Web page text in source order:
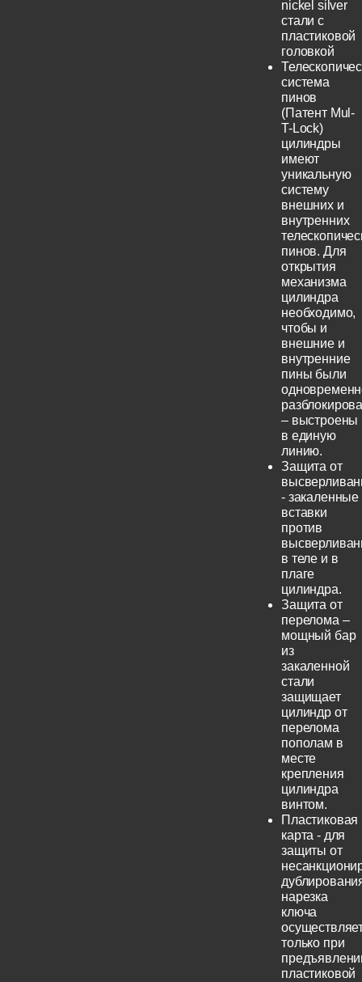
nickel silver
стали с
пластиковой
головкой
система
пинов
(Патент Mul-
T-Lock)
цилиндры
имеют
уникальную
систему
внешних и
внутренних
пинов. Для
открытия
механизма
цилиндра
необходимо,
чтобы и
внешние и
внутренние
пины были
– выстроены
в единую
линию.
Защита от
- закаленные
вставки
против
в теле и в
плаге
цилиндра.
Защита от
перелома –
мощный бар
из
закаленной
стали
защищает
цилиндр от
перелома
пополам в
месте
крепления
цилиндра
винтом.
Пластиковая
карта - для
защиты от
нарезка
ключа
только при
пластиковой